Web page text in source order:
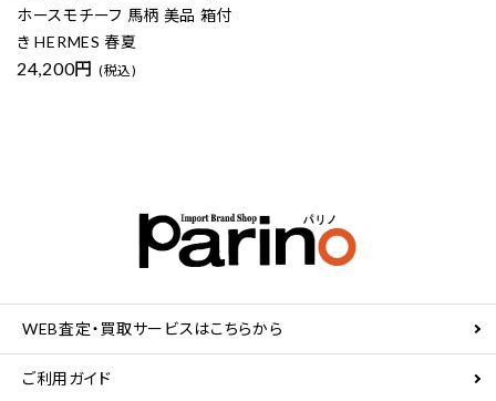
ホースモチーフ 馬柄 美品 箱付
き HERMES 春夏
24,200円 (税込)
WEB査定・買取サービスはこちらから
ご利用ガイド